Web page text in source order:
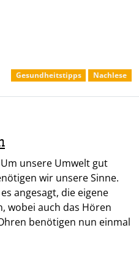
Gesundheitstipps Nachlese
unsere Umwelt gut
wir unsere Sinne.
angesagt, die eigene
wobei auch das Hören
benötigen nun einmal